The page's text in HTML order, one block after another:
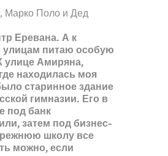
Еревана. А к
улицам питаю особую
улице Амиряна,
находилась моя
старинное здание
гимназии. Его в
под банк
затем под бизнес-
школу все
можно, если